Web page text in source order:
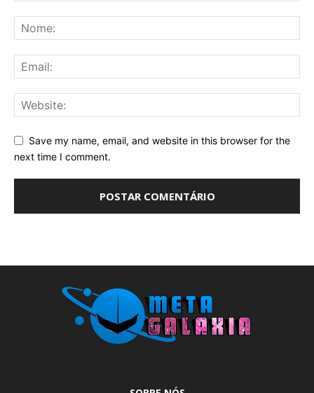
Save my name, email, and website in this browser for the
next time I comment.